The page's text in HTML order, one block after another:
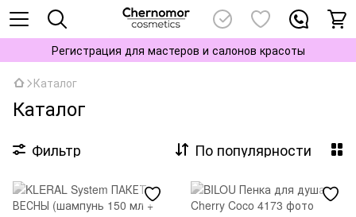
Регистрация для мастеров и салонов красоты
Каталог
Каталог
Фильтр По популярности